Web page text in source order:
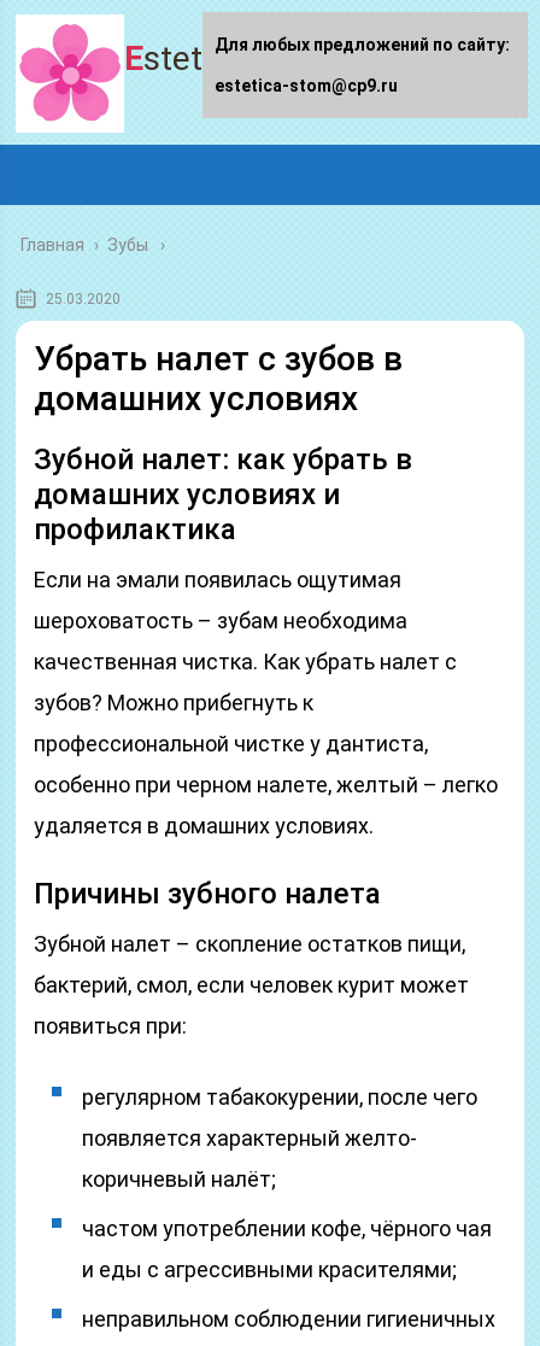
Estetica-stom.ru
Главная › Зубы
25.03.2020
Убрать налет с зубов в
домашних условиях
Зубной налет: как убрать в
домашних условиях и
профилактика
Если на эмали появилась ощутимая
шероховатость – зубам необходима
качественная чистка. Как убрать налет с
зубов? Можно прибегнуть к
профессиональной чистке у дантиста,
особенно при черном налете, желтый – легко
удаляется в домашних условиях.
Причины зубного налета
Зубной налет – скопление остатков пищи,
бактерий, смол, если человек курит может
появиться при:
регулярном табакокурении, после чего
появляется характерный желто-
коричневый налёт;
частом употреблении кофе, чёрного чая
и еды с агрессивными красителями;
неправильном соблюдении гигиеничных
Для любых предложений по сайту:
estetica-stom@cp9.ru